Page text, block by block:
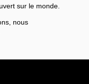
sur le monde.
nous